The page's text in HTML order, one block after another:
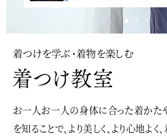
着つけを学ぶ・着物を楽しむ
お一人お一人の身体に合った着かた
を知ることで、より美しく、より心地よ